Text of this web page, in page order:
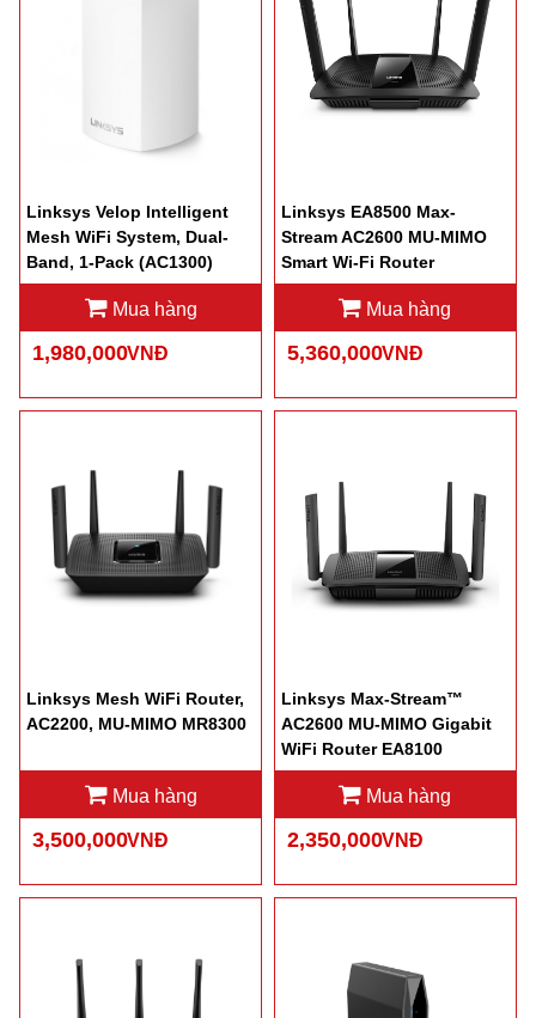
Linksys Velop Intelligent
Mesh WiFi System, Dual-
Band, 1-Pack (AC1300)
WHW0101
Mua hàng
1,980,000VNĐ
Linksys EA8500 Max-
Stream AC2600 MU-MIMO
Smart Wi-Fi Router
Mua hàng
5,360,000VNĐ
Linksys Mesh WiFi Router,
AC2200, MU-MIMO MR8300
Mua hàng
3,500,000VNĐ
Linksys Max-Stream™
AC2600 MU-MIMO Gigabit
WiFi Router EA8100
Mua hàng
2,350,000VNĐ